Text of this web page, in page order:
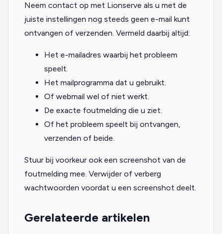
Neem contact op met Lionserve als u met de
juiste instellingen nog steeds geen e-mail kunt
ontvangen of verzenden. Vermeld daarbij altijd:
Het e-mailadres waarbij het probleem
speelt.
Het mailprogramma dat u gebruikt.
Of webmail wel of niet werkt.
De exacte foutmelding die u ziet.
Of het probleem speelt bij ontvangen,
verzenden of beide.
Stuur bij voorkeur ook een screenshot van de
foutmelding mee. Verwijder of verberg
wachtwoorden voordat u een screenshot deelt.
Gerelateerde artikelen